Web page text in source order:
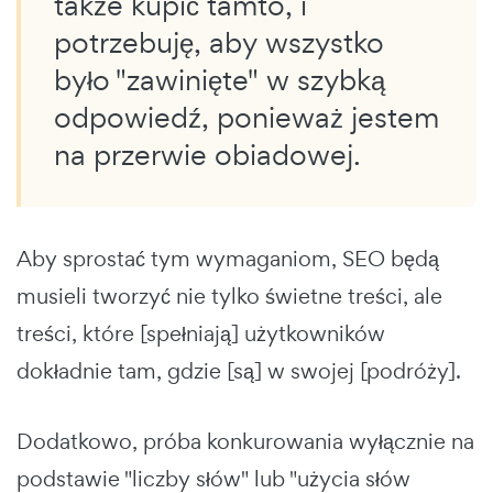
potrzebuję, aby wszystko
było "zawinięte" w szybką
odpowiedź, ponieważ jestem
na przerwie obiadowej.
Aby sprostać tym wymaganiom, SEO będą
musieli tworzyć nie tylko świetne treści, ale
treści, które [spełniają] użytkowników
dokładnie tam, gdzie [są] w swojej [podróży].
Dodatkowo, próba konkurowania wyłącznie na
podstawie "liczby słów" lub "użycia słów